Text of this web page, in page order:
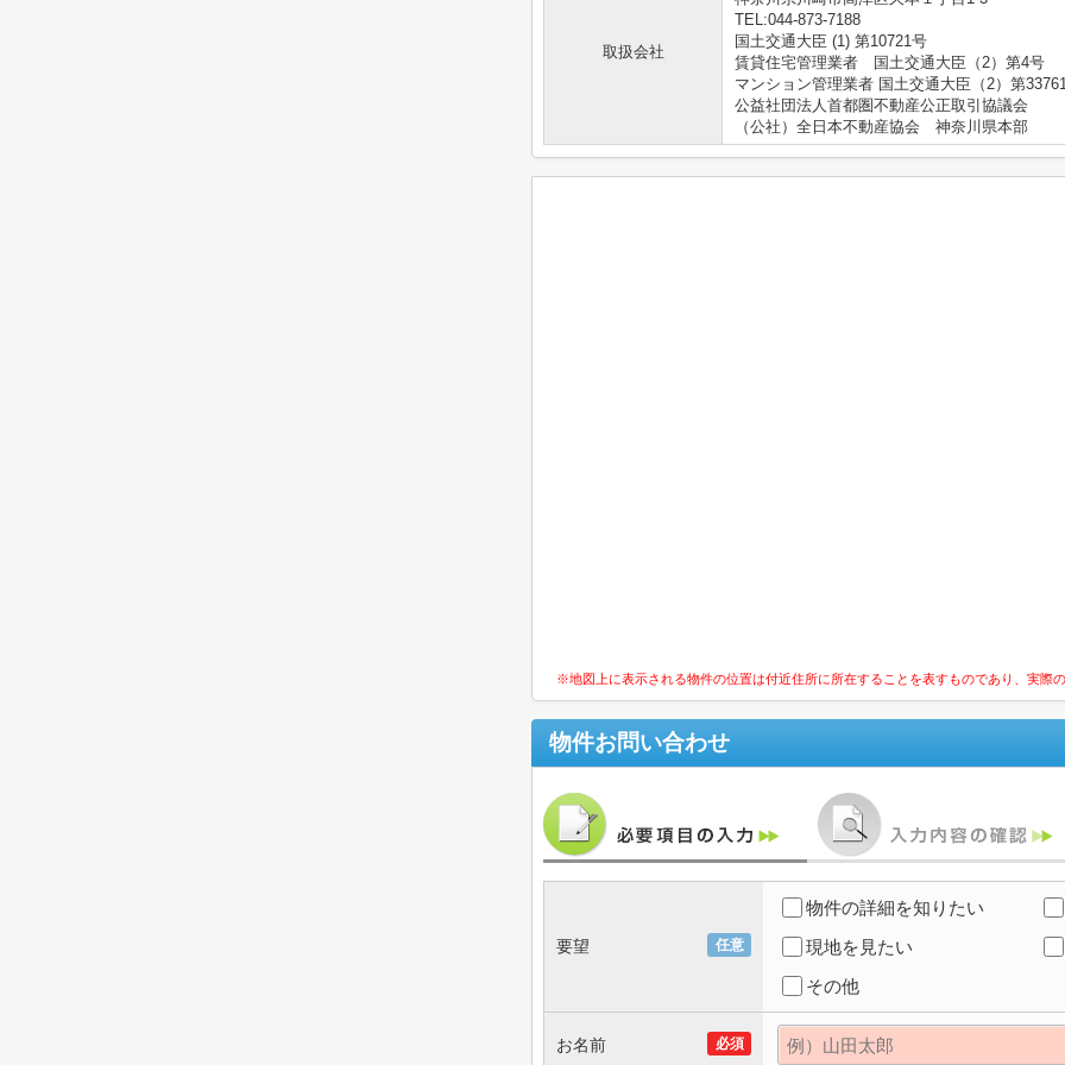
取扱会社
TEL:044-873-7188
国土交通大臣 (1) 第10721号
賃貸住宅管理業者 国土交通大臣（2）第4号
マンション管理業者 国土交通大臣（2）第
公益社団法人首都圏不動産公正取引協議会
（公社）全日本不動産協会 神奈川県本部
※地図上に表示される物件の位置は付近住所に所在することを表すものであり、実際
物件お問い合わせ
任意
要望
物件の詳細を知りたい
現地を見たい
その他
必須
お名前